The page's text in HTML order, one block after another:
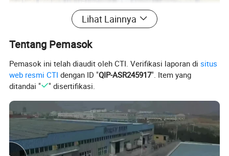
Lihat Lainnya
Tentang Pemasok
Pemasok ini telah diaudit oleh CTI. Verifikasi laporan disitus
web resmi CTI dengan ID "QIP-ASR245917". Item yang
ditandai "
" disertifikasi.